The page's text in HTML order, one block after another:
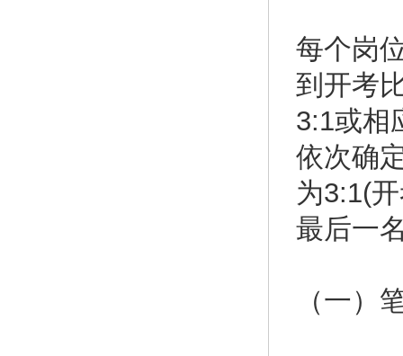
每个岗
到开考
3:1或相
依次确
为3:1(
最后一
（一）